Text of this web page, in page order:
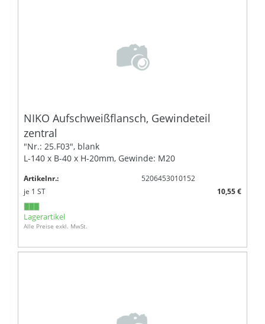
NIKO Aufschweißflansch, Gewindeteil
zentral
"Nr.: 25.F03", blank
L-140 x B-40 x H-20mm, Gewinde: M20
Artikelnr.:
5206453010152
je 1 ST 10,55 €
Lagerartikel
Alle Preise exkl. MwSt.